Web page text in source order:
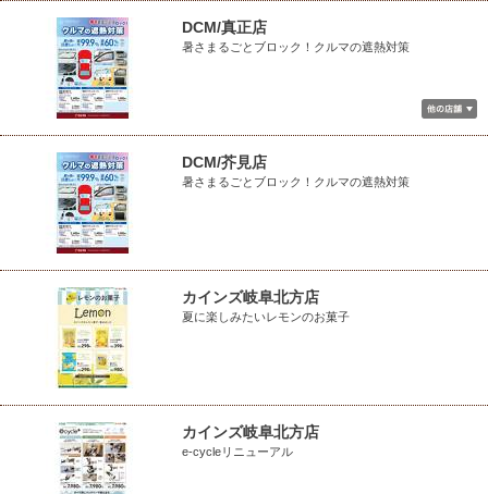
DCM/真正店
暑さまるごとブロック！クルマの遮熱対策
DCM/芥見店
暑さまるごとブロック！クルマの遮熱対策
カインズ岐阜北方店
夏に楽しみたいレモンのお菓子
カインズ岐阜北方店
e-cycleリニューアル